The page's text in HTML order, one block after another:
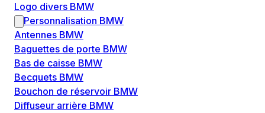
Logo divers BMW
Personnalisation BMW
Antennes BMW
Baguettes de porte BMW
Bas de caisse BMW
Becquets BMW
Bouchon de réservoir BMW
Diffuseur arrière BMW